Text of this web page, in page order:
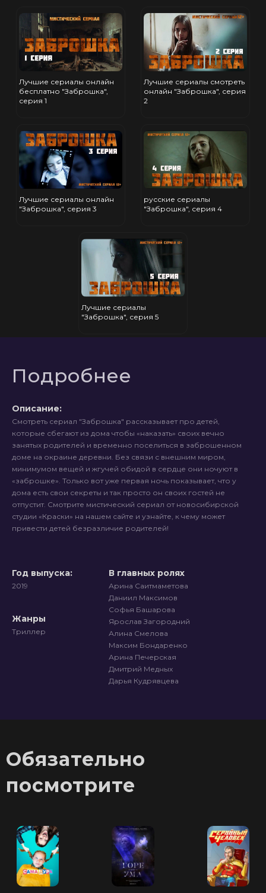
Лучшие сериалы онлайн
бесплатно "Заброшка",
серия 1
Лучшие сериалы смотреть
онлайн "Заброшка", серия
2
Лучшие сериалы онлайн
"Заброшка", серия 3
русские сериалы
"Заброшка", серия 4
Лучшие сериалы
"Заброшка", серия 5
Подробнее
Описание:
Смотреть сериал "Заброшка" рассказывает про детей,
которые сбегают из дома чтобы «наказать» своих вечно
занятых родителей и временно поселиться в заброшенном
доме на окраине деревни. Без связи с внешним миром,
минимумом вещей и жгучей обидой в сердце они ночуют в
«заброшке». Только вот уже первая ночь показывает, что у
дома есть свои секреты и так просто он своих гостей не
отпустит. Смотрите мистический сериал от новосибирской
студии «Краски» на нашем сайте и узнайте, к чему может
привести детей безразличие родителей!
Год выпуска:
2019
Жанры
Триллер
В главных ролях
Арина Саитмаметова
Даниил Максимов
Софья Башарова
Ярослав Загородний
Алина Смелова
Максим Бондаренко
Арина Печерская
Дмитрий Медных
Дарья Кудрявцева
Обязательно
посмотрите